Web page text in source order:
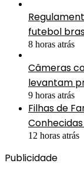
futebol
8 horas atrás
Câmeras
levantam
9 horas atrás
Filhas de
12 horas atrás
Publicidade